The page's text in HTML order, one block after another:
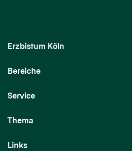
Erzbistum Köln
Bereiche
Service
Thema
Links